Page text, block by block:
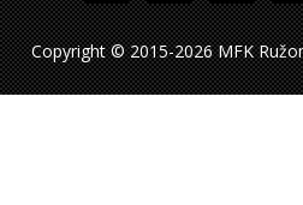
Copyright © 2015-2026 MFK